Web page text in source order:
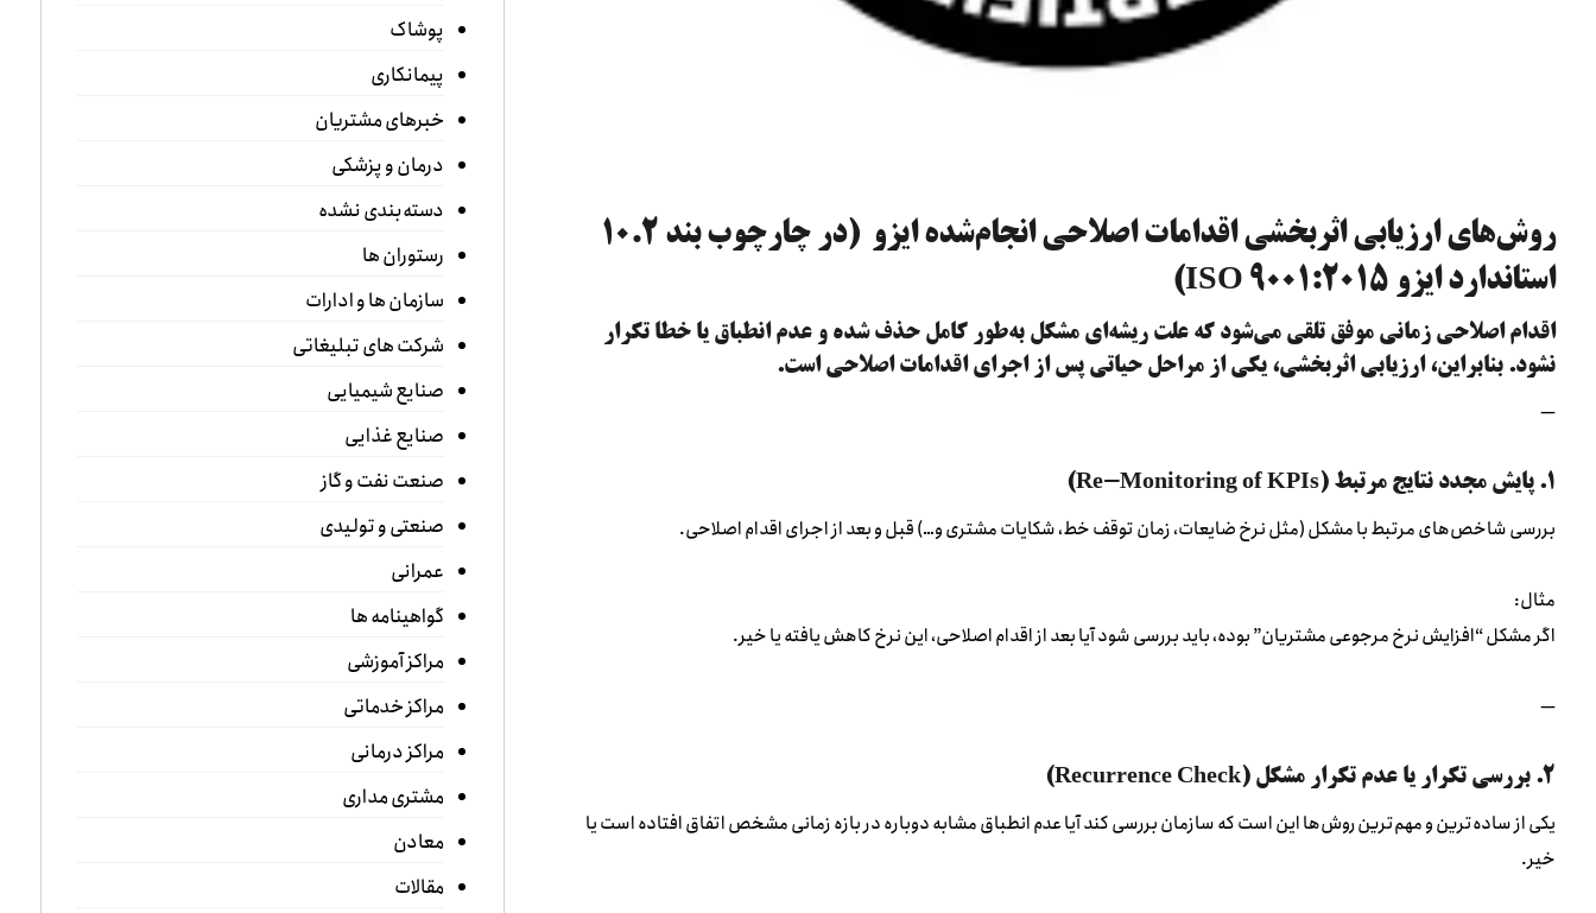
روش‌های ارزیابی اثربخشی اقدامات اصلاحی انجام‌شده ایزو (در چارچوب بند ۱۰.۲
استاندارد ایزو ISO 9001:2015)
اقدام اصلاحی زمانی موفق تلقی می‌شود که علت ریشه‌ای مشکل به‌طور کامل حذف شده و عدم انطباق یا خطا تکرار
نشود. بنابراین، ارزیابی اثربخشی، یکی از مراحل حیاتی پس از اجرای اقدامات اصلاحی است.
—
۱. پایش مجدد نتایج مرتبط (Re-Monitoring of KPIs)
بررسی شاخص‌های مرتبط با مشکل (مثل نرخ ضایعات، زمان توقف خط، شکایات مشتری و…) قبل و بعد از اجرای اقدام اصلاحی.
مثال:
اگر مشکل “افزایش نرخ مرجوعی مشتریان” بوده، باید بررسی شود آیا بعد از اقدام اصلاحی، این نرخ کاهش یافته یا خیر.
—
۲. بررسی تکرار یا عدم تکرار مشکل (Recurrence Check)
یکی از ساده‌ترین و مهم‌ترین روش‌ها این است که سازمان بررسی کند آیا عدم انطباق مشابه دوباره در بازه زمانی مشخص اتفاق افتاده است یا
خیر.
پوشاک
پیمانکاری
خبرهای مشتریان
درمان و پزشکی
دسته‌بندی نشده
رستوران ها
سازمان ها و ادارات
شرکت های تبلیغاتی
صنایع شیمیایی
صنایع غذایی
صنعت نفت و گاز
صنعتی و تولیدی
عمرانی
گواهینامه ها
مراکز آموزشی
مراکز خدماتی
مراکز درمانی
مشتری مداری
معادن
مقالات